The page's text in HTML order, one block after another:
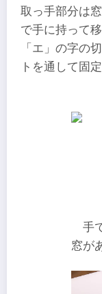
取っ手部分は
で手に持って
「エ」の字の
トを通して固
手
窓が